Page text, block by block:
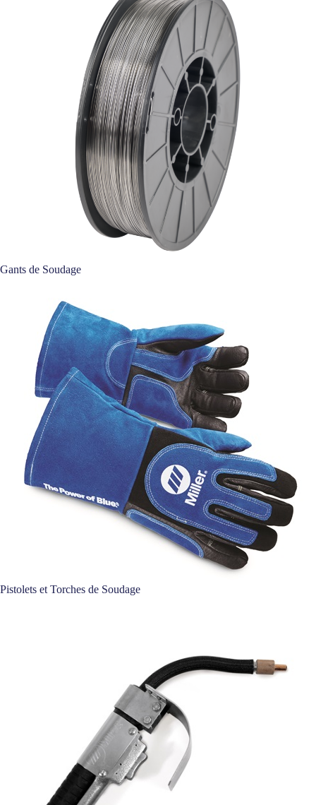
Gants de Soudage
Pistolets et Torches de Soudage